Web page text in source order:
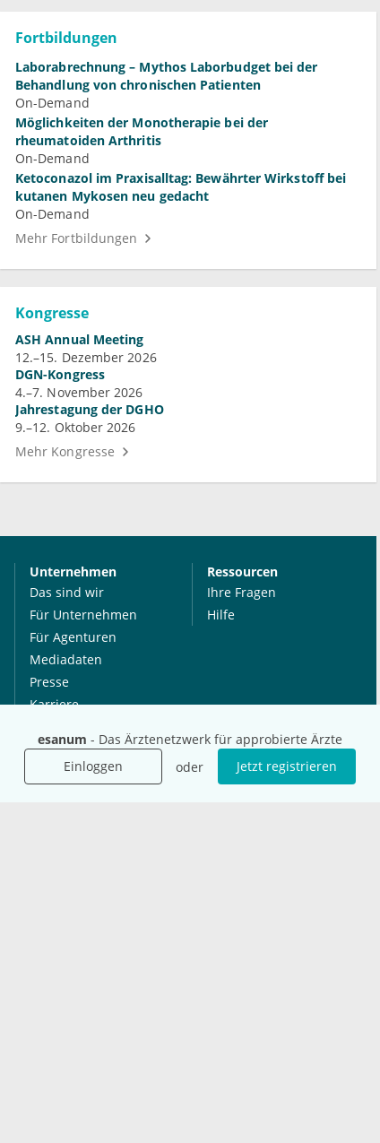
esanum - Das Ärztenetzwerk für approbierte Ärzte
Einloggen
oder Jetzt registrieren
Fortbildungen
Laborabrechnung – Mythos Laborbudget bei der
Behandlung von chronischen Patienten
On-Demand
Möglichkeiten der Monotherapie bei der
rheumatoiden Arthritis
On-Demand
Ketoconazol im Praxisalltag: Bewährter Wirkstoff bei
kutanen Mykosen neu gedacht
On-Demand
Mehr Fortbildungen
Kongresse
ASH Annual Meeting
12.–15. Dezember 2026
DGN-Kongress
4.–7. November 2026
Jahrestagung der DGHO
9.–12. Oktober 2026
Mehr Kongresse
Unternehmen
Das sind wir
Für Unternehmen
Für Agenturen
Mediadaten
Presse
Karriere
Ressourcen
Ihre Fragen
Hilfe
International
Social Media